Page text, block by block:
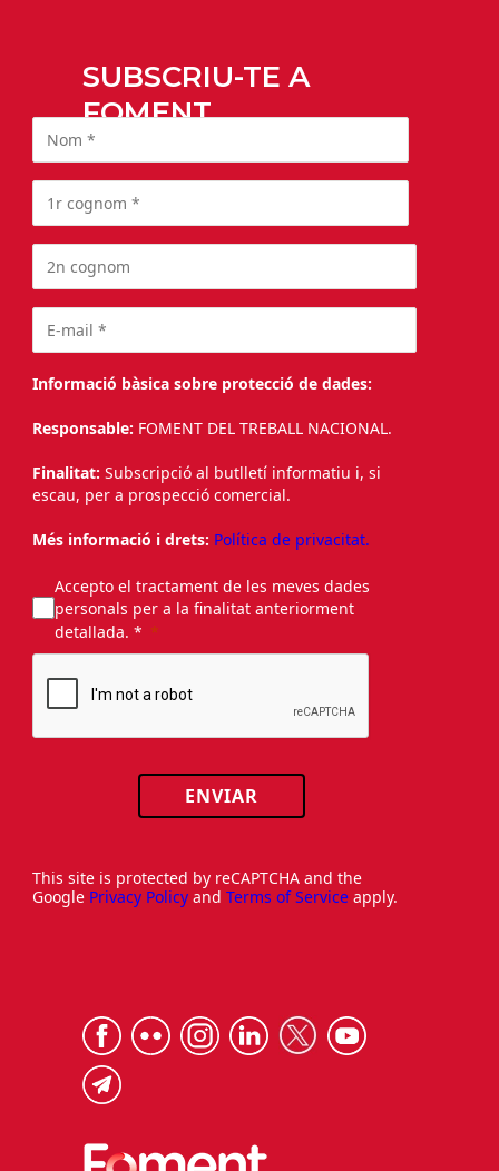
SUBSCRIU-TE A
FOMENT
Informació bàsica sobre protecció de dades:
Responsable: FOMENT DEL TREBALL NACIONAL.
Finalitat: Subscripció al butlletí informatiu i, si
escau, per a prospecció comercial.
Més informació i drets: Política de privacitat.
Accepto el tractament de les meves dades
personals per a la finalitat anteriorment
detallada. *
ENVIAR
This site is protected by reCAPTCHA and the
Google Privacy Policy and Terms of Service apply.